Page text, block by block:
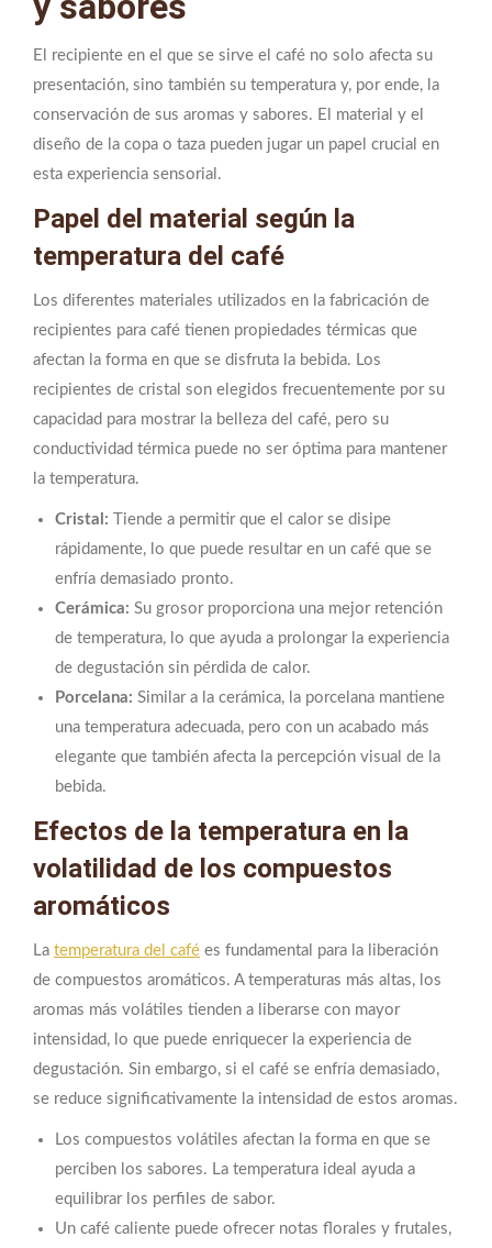
El recipiente en el que se sirve el café no solo afecta su
presentación, sino también su temperatura y, por ende, la
conservación de sus aromas y sabores. El material y el
diseño de la copa o taza pueden jugar un papel crucial en
esta experiencia sensorial.
Papel del material según la
temperatura del café
Los diferentes materiales utilizados en la fabricación de
recipientes para café tienen propiedades térmicas que
afectan la forma en que se disfruta la bebida. Los
recipientes de cristal son elegidos frecuentemente por su
capacidad para mostrar la belleza del café, pero su
conductividad térmica puede no ser óptima para mantener
la temperatura.
Cristal: Tiende a permitir que el calor se disipe
rápidamente, lo que puede resultar en un café que se
enfría demasiado pronto.
Cerámica: Su grosor proporciona una mejor retención
de temperatura, lo que ayuda a prolongar la experiencia
de degustación sin pérdida de calor.
Porcelana: Similar a la cerámica, la porcelana mantiene
una temperatura adecuada, pero con un acabado más
elegante que también afecta la percepción visual de la
bebida.
Efectos de la temperatura en la
volatilidad de los compuestos
aromáticos
La temperatura del café es fundamental para la liberación
de compuestos aromáticos. A temperaturas más altas, los
aromas más volátiles tienden a liberarse con mayor
intensidad, lo que puede enriquecer la experiencia de
degustación. Sin embargo, si el café se enfría demasiado,
se reduce significativamente la intensidad de estos aromas.
Los compuestos volátiles afectan la forma en que se
perciben los sabores. La temperatura ideal ayuda a
equilibrar los perfiles de sabor.
Un café caliente puede ofrecer notas florales y frutales,